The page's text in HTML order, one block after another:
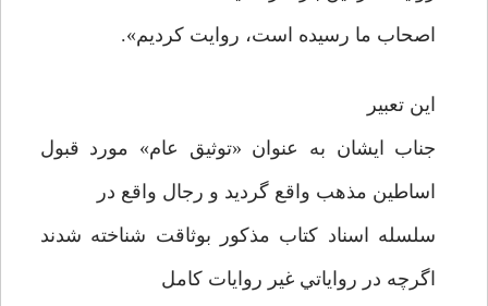
اصحاب ما رسيده است، روايت کرديم».
اين تعبير
جناب ايشان به عنوان «توثيق عام» مورد قبول
اساطين مذهب واقع گرديد و رجال واقع در
سلسله اسناد کتاب مذکور بوثاقت شناخته شدند
اگرچه در رواياتي غير روايات کامل